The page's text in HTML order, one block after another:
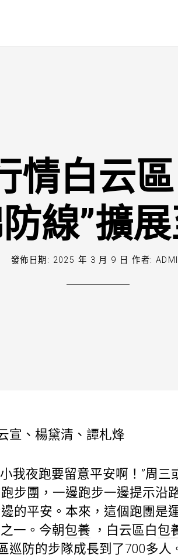
情白云
線”擴
發佈日期: 2025 年 3 月 9 日 作者:
宣、楊黛清、譚札烽
我夜跑要留意平安啊！”周
步團，一邊跑步一邊提示沿
的平安。本來，這個跑團是
一。今朝包養 ，白云區白包
巡防的步隊成長到了700多人